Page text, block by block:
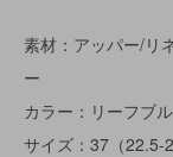
素材：アッパー/リ
ー
カラー：リーフブ
サイズ：37（22.5-